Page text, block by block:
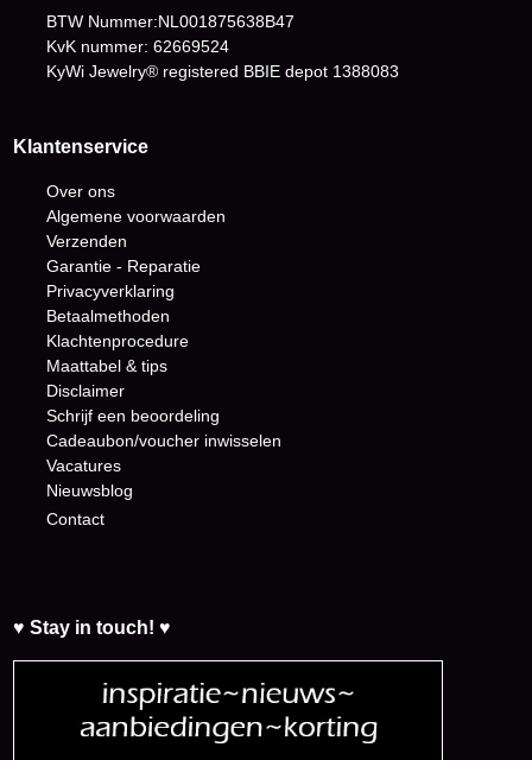
BTW Nummer:NL001875638B47
KvK nummer: 62669524
KyWi Jewelry® registered BBIE depot 1388083
Klantenservice
Over ons
Algemene voorwaarden
Verzenden
Garantie - Reparatie
Privacyverklaring
Betaalmethoden
Klachtenprocedure
Maattabel & tips
Disclaimer
Schrijf een beoordeling
Cadeaubon/voucher inwisselen
Vacatures
Nieuwsblog
Contact
♥ Stay in touch! ♥